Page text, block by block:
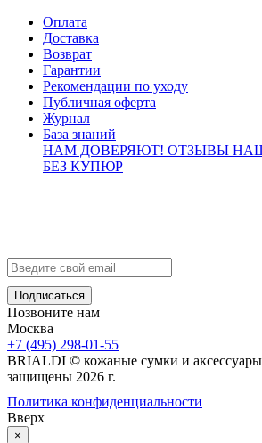
Оплата
Доставка
Возврат
Гарантии
Рекомендации по уходу
Публичная оферта
Журнал
База знаний
НАМ ДОВЕРЯЮТ! ОТЗЫВЫ
БЕЗ КУПЮР
Позвоните нам
Москва
+7 (495) 298-01-55
BRIALDI © кожаные сумки и
защищены 2026 г.
Политика конфиденциальности
Вверх
×